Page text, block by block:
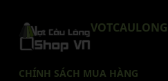
VOTCAULONG
CHÍNH SÁCH MUA HÀNG